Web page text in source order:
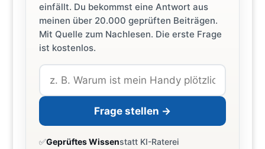
einfällt. Du bekommst eine Antwort aus
meinen über 20.000 geprüften Beiträgen.
Mit Quelle zum Nachlesen. Die erste Frage
ist kostenlos.
Frage stellen →
✅Geprüftes Wissenstatt KI-Raterei